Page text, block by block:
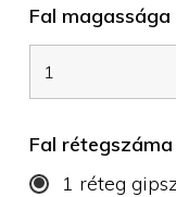
Fal magassága
Fal rétegszáma
1 réteg